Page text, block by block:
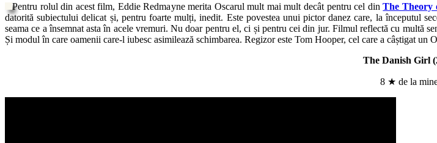
Pentru rolul din acest film, Eddie Redmayne merita Oscarul mult mai mult decât pentru cel dinThe Theory
datorită subiectului delicat și, pentru foarte mulți, inedit. Este povestea unui pictor danez care, la începutul
seama ce a însemnat asta în acele vremuri. Nu doar pentru el, ci și pentru cei din jur. Filmul reflectă cu multă
Și modul în care oamenii care-l iubesc asimilează schimbarea. Regizor este Tom Hooper, cel care a câștigat un
The Danish Girl
8 ★ de la